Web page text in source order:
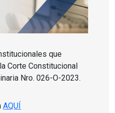
que
Corte Constitucional
Nro. 026-O-2023.
AQUÍ